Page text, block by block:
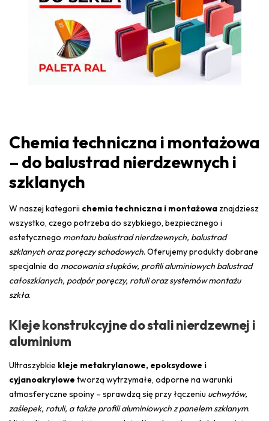
Chemia techniczna i montażowa
– do balustrad nierdzewnych i
szklanych
W naszej kategorii chemia techniczna i montażowaznajdziesz
wszystko, czego potrzeba do szybkiego, bezpiecznego i
estetycznego montażu balustrad nierdzewnych, balustrad
szklanych oraz poręczy schodowych. Oferujemy produkty dobrane
specjalnie do mocowania słupków, profili aluminiowych balustrad
całoszklanych, podpór poręczy, rotuli oraz systemów montażu
szkła.
Kleje konstrukcyjne do stali nierdzewnej i
aluminium
Ultraszybkie kleje metakrylanowe, epoksydowe i
cyjanoakrylowe tworzą wytrzymałe, odporne na warunki
atmosferyczne spoiny – sprawdzą się przy łączeniu uchwytów,
zaślepek, rotuli, a także profili aluminiowych z panelem szklanym.